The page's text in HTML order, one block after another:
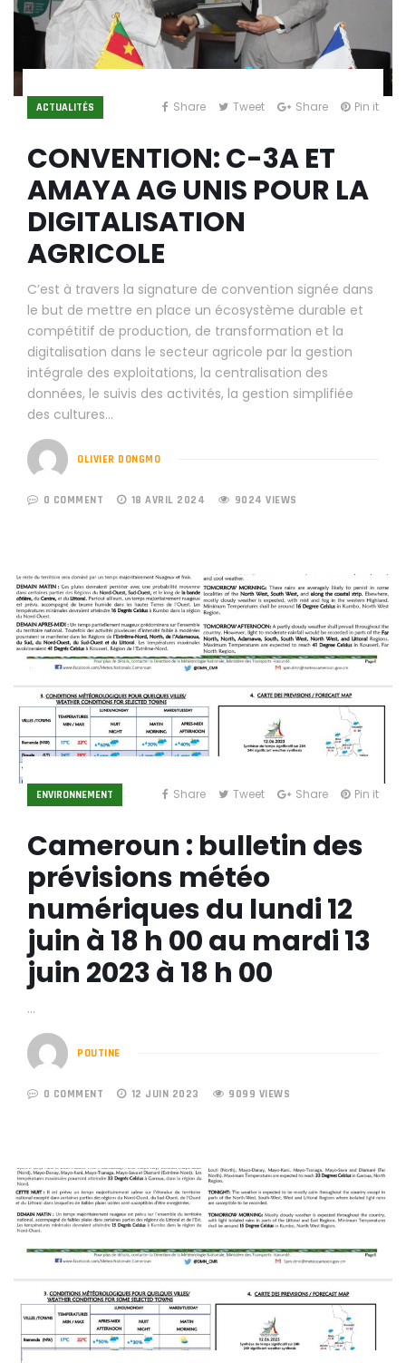
ACTUALITÉS Share Tweet Share Pin it
CONVENTION: C-3A ET
AMAYA AG UNIS POUR LA
DIGITALISATION
AGRICOLE
C’est à travers la signature de convention signée dans
le but de mettre en place un écosystème durable et
compétitif de production, de transformation et la
digitalisation dans le secteur agricole par la gestion
intégrale des exploitations, la centralisation des
données, le suivis des activités, la gestion simplifiée
des cultures…
OLIVIER DONGMO
0 COMMENT 18 AVRIL 2024 9024 VIEWS
ENVIRONNEMENT Share Tweet Share Pin it
Cameroun : bulletin des
prévisions météo
numériques du lundi 12
juin à 18 h 00 au mardi 13
juin 2023 à 18 h 00
…
POUTINE
0 COMMENT 12 JUIN 2023 9099 VIEWS